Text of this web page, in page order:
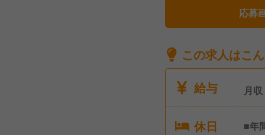
応募
この求人はこ
給与
月収
休日
■年